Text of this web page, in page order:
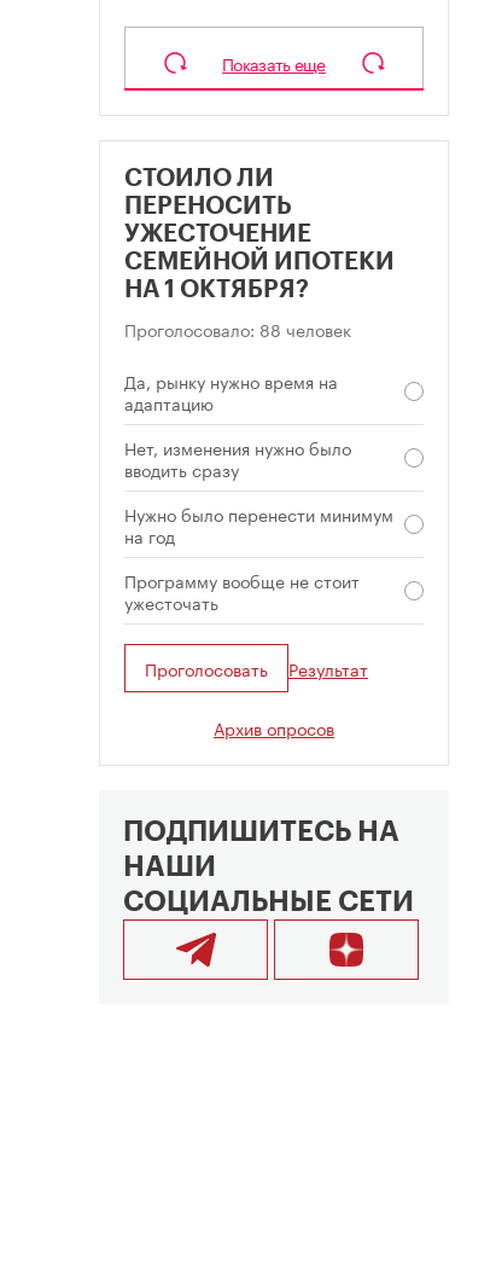
Показать еще
СТОИЛО ЛИ
ПЕРЕНОСИТЬ
УЖЕСТОЧЕНИЕ
СЕМЕЙНОЙ ИПОТЕКИ
НА 1 ОКТЯБРЯ?
Проголосовало: 88 человек
Да, рынку нужно время на
адаптацию
Нет, изменения нужно было
вводить сразу
Нужно было перенести минимум
на год
Программу вообще не стоит
ужесточать
Проголосовать Результат
Архив опросов
ПОДПИШИТЕСЬ НА
НАШИ
СОЦИАЛЬНЫЕ СЕТИ